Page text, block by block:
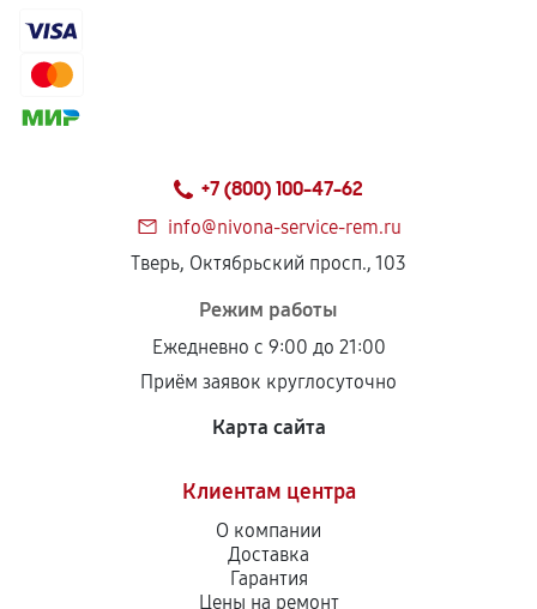
+7 (800) 100-47-62
info@nivona-service-rem.ru
Тверь, Октябрьский просп., 103
Режим работы
Ежедневно с 9:00 до 21:00
Приём заявок круглосуточно
Карта сайта
Клиентам центра
О компании
Доставка
Гарантия
Цены на ремонт